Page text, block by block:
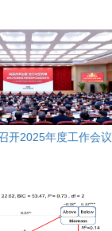
开2025年度工作会议